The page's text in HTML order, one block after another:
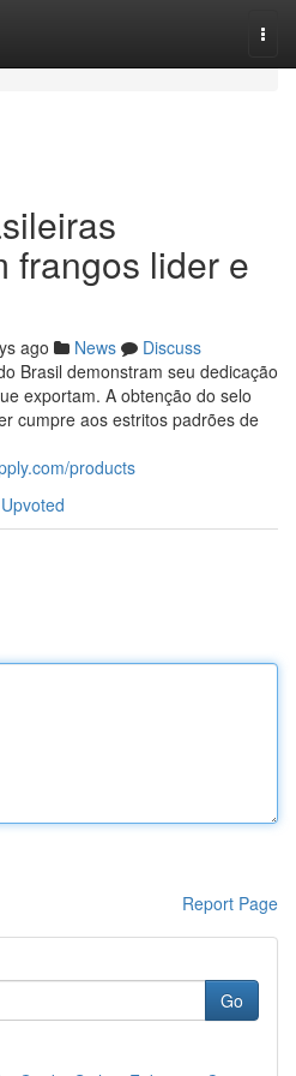
frangos lider e
ago News
Discuss
Brasil demonstram seu dedicação
exportam. A obtenção do selo
cumpre aos estritos padrões de
products
Report Page
Go